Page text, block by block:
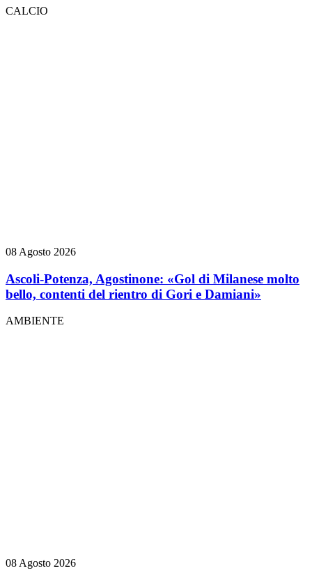
CALCIO
08 Agosto 2026
Ascoli-Potenza, Agostinone: «Gol di Milanese molto
bello, contenti del rientro di Gori e Damiani»
AMBIENTE
08 Agosto 2026